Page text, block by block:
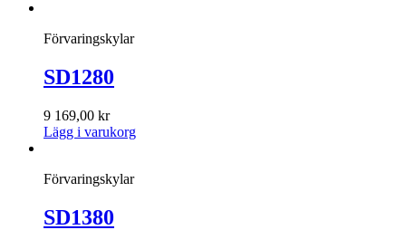
Förvaringskylar
SD1280
9 169,00 kr
Lägg i varukorg
Förvaringskylar
SD1380